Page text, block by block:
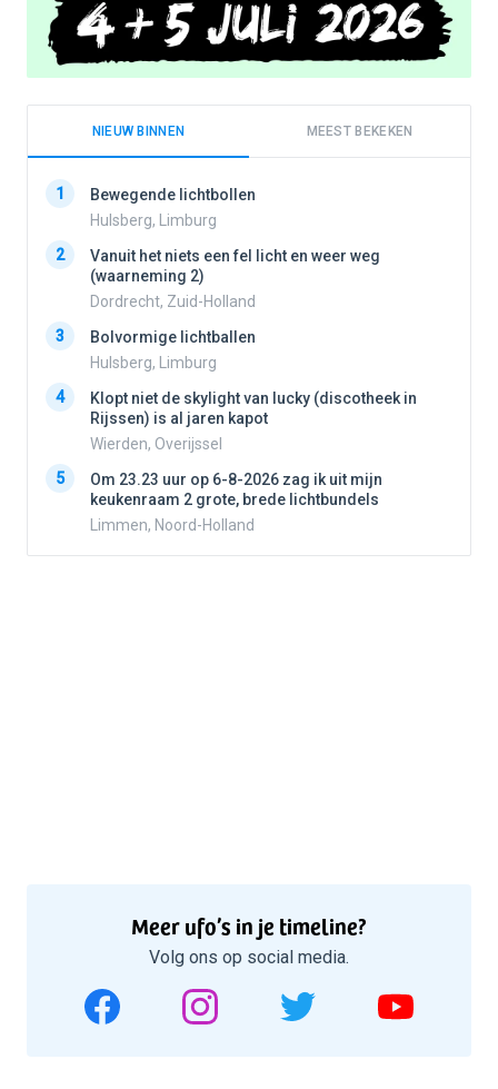
NIEUW BINNEN MEEST BEKEKEN
1
Bewegende lichtbollen
Hulsberg, Limburg
2
Vanuit het niets een fel licht en weer weg
(waarneming 2)
Dordrecht, Zuid-Holland
3
Bolvormige lichtballen
Hulsberg, Limburg
4
Klopt niet de skylight van lucky (discotheek in
Rijssen) is al jaren kapot
Wierden, Overijssel
5
Om 23.23 uur op 6-8-2026 zag ik uit mijn
keukenraam 2 grote, brede lichtbundels
Limmen, Noord-Holland
Meer ufo’s in je timeline?
Volg ons op social media.